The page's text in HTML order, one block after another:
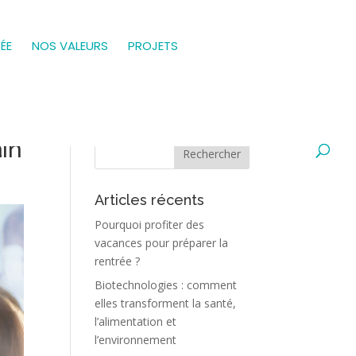
NOS VALEURS PROJETS
Articles récents
Pourquoi profiter des
vacances pour préparer la
rentrée ?
Biotechnologies : comment
elles transforment la santé,
l’alimentation et
l’environnement